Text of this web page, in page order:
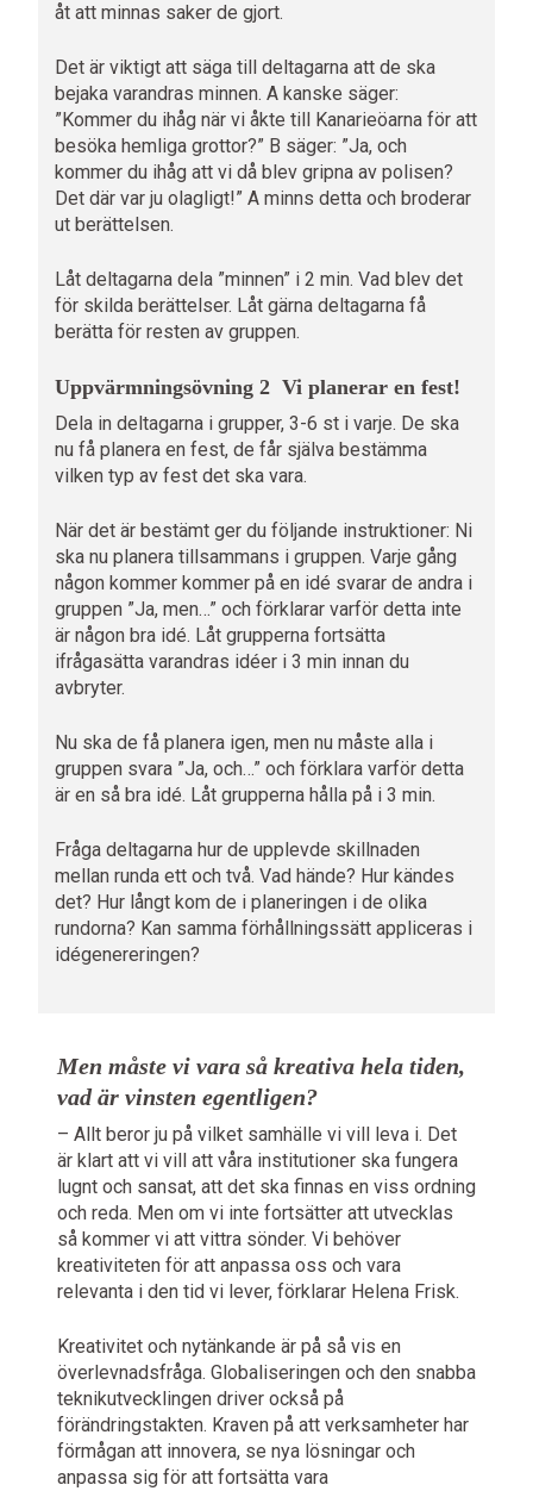
åt att minnas saker de gjort.
Det är viktigt att säga till deltagarna att de ska
bejaka varandras minnen. A kanske säger:
”Kommer du ihåg när vi åkte till Kanarieöarna för att
besöka hemliga grottor?” B säger: ”Ja, och
kommer du ihåg att vi då blev gripna av polisen?
Det där var ju olagligt!” A minns detta och broderar
ut berättelsen.
Låt deltagarna dela ”minnen” i 2 min. Vad blev det
för skilda berättelser. Låt gärna deltagarna få
berätta för resten av gruppen.
Uppvärmningsövning 2 Vi planerar en fest!
Dela in deltagarna i grupper, 3-6 st i varje. De ska
nu få planera en fest, de får själva bestämma
vilken typ av fest det ska vara.
När det är bestämt ger du följande instruktioner: Ni
ska nu planera tillsammans i gruppen. Varje gång
någon kommer kommer på en idé svarar de andra i
gruppen ”Ja, men…” och förklarar varför detta inte
är någon bra idé. Låt grupperna fortsätta
ifrågasätta varandras idéer i 3 min innan du
avbryter.
Nu ska de få planera igen, men nu måste alla i
gruppen svara ”Ja, och…” och förklara varför detta
är en så bra idé. Låt grupperna hålla på i 3 min.
Fråga deltagarna hur de upplevde skillnaden
mellan runda ett och två. Vad hände? Hur kändes
det? Hur långt kom de i planeringen i de olika
rundorna? Kan samma förhållningssätt appliceras i
idégenereringen?
Men måste vi vara så kreativa hela tiden,
vad är vinsten egentligen?
– Allt beror ju på vilket samhälle vi vill leva i. Det
är klart att vi vill att våra institutioner ska fungera
lugnt och sansat, att det ska finnas en viss ordning
och reda. Men om vi inte fortsätter att utvecklas
så kommer vi att vittra sönder. Vi behöver
kreativiteten för att anpassa oss och vara
relevanta i den tid vi lever, förklarar Helena Frisk.
Kreativitet och nytänkande är på så vis en
överlevnadsfråga. Globaliseringen och den snabba
teknikutvecklingen driver också på
förändringstakten. Kraven på att verksamheter har
förmågan att innovera, se nya lösningar och
anpassa sig för att fortsätta vara